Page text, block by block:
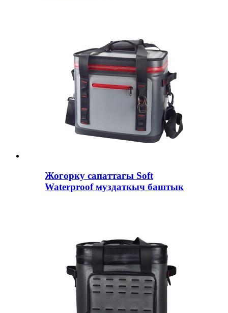
Жогорку сапаттагы Soft
Waterproof муздаткыч баштык